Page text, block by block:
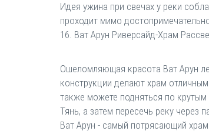
Идея ужина при свечах у реки
проходит мимо
16. Ват Арун Риверсайд-Храм
Ошеломляющая красота Ват Арун
конструкции делают храм
также можете подняться по
Тянь, а затем пересечь реку через
Ват Арун - самый потрясающий храм